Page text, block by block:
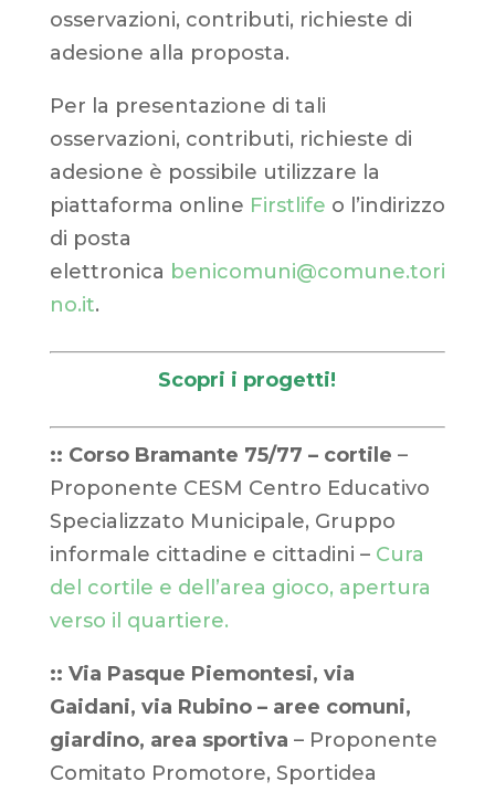
osservazioni, contributi, richieste di
adesione alla proposta.
Per la presentazione di tali
osservazioni, contributi, richieste di
adesione è possibile utilizzare la
piattaforma online Firstlife o l’indirizzo
di posta
elettronica benicomuni@comune.tori
no.it.
Scopri i progetti!
:: Corso Bramante 75/77 – cortile –
Proponente CESM Centro Educativo
Specializzato Municipale, Gruppo
informale cittadine e cittadini – Cura
del cortile e dell’area gioco, apertura
verso il quartiere.
:: Via Pasque Piemontesi, via
Gaidani, via Rubino – aree comuni,
giardino, area sportiva – Proponente
Comitato Promotore, Sportidea